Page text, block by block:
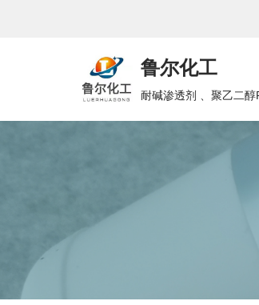
鲁尔化工
耐碱渗透剂 、聚乙二